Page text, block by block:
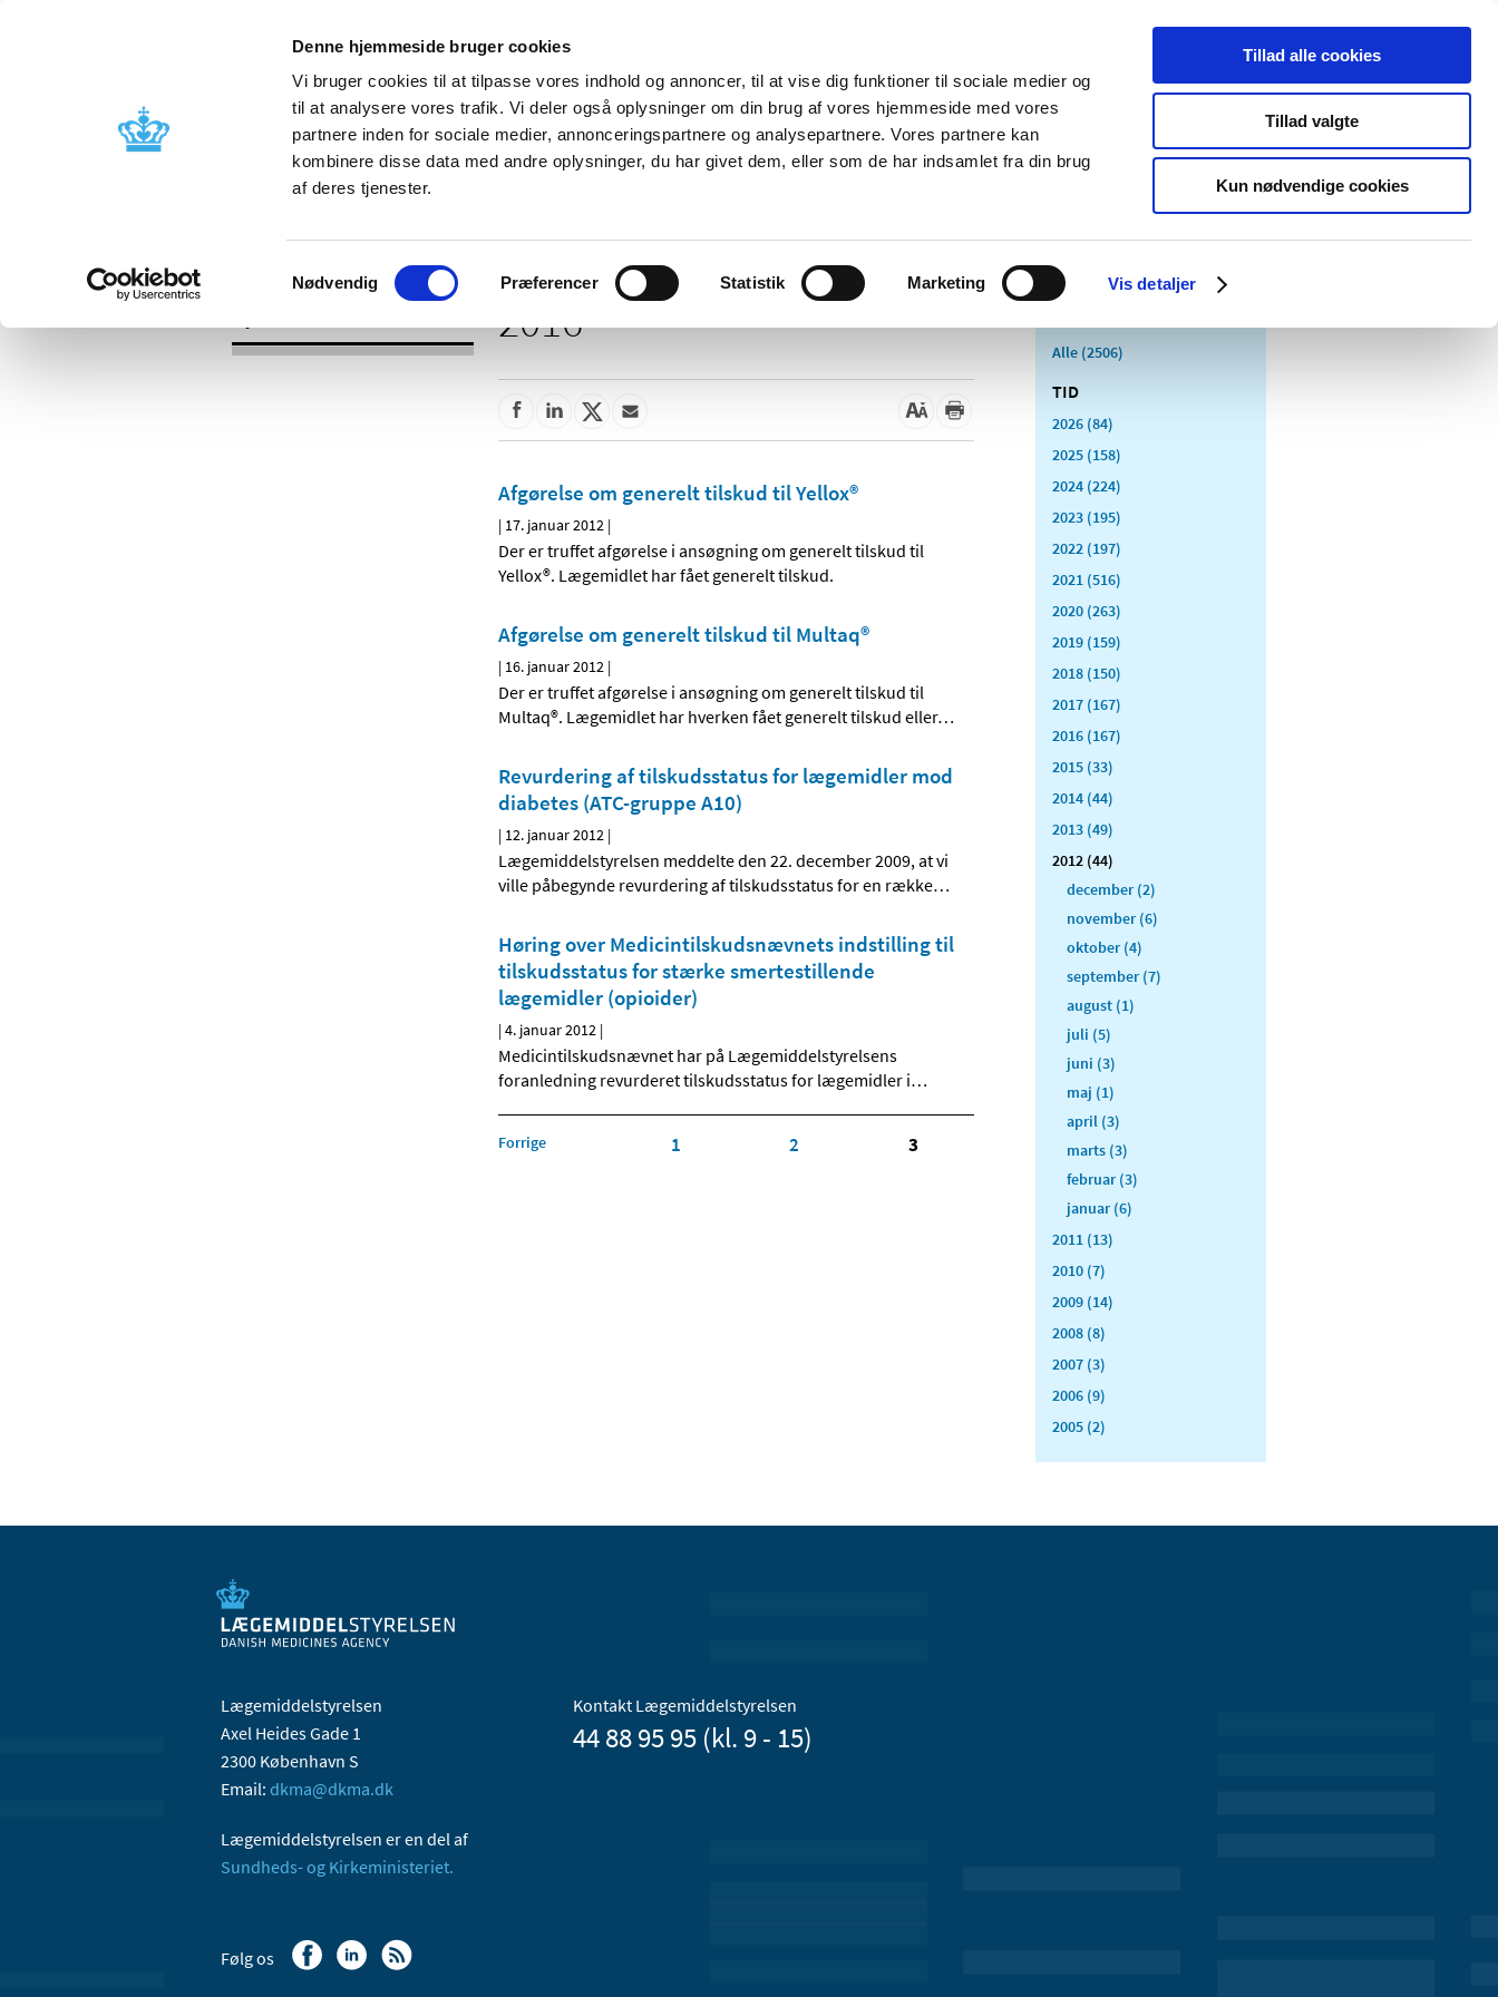
Denne hjemmeside bruger cookies
Vi bruger cookies til at tilpasse vores indhold og annoncer, til at vise dig funktioner til sociale medier og
til at analysere vores trafik. Vi deler også oplysninger om din brug af vores hjemmeside med vores
partnere inden for sociale medier, annonceringspartnere og analysepartnere. Vores partnere kan
kombinere disse data med andre oplysninger, du har givet dem, eller som de har indsamlet fra din brug
af deres tjenester.
Samtykkevalg
Nødvendig Præferencer Statistik Marketing Vis detaljer
Tillad alle cookies
Tillad valgte
Kun nødvendige cookies
Nyheder Om os Kontakt Udgivelser
Godkendelse og
Bivirkninger og
produktinformation
Tilskud og
Apoteker og salg af
Medicinsk
Særlige
produktområder
2016
Afgørelse om generelt tilskud til Yellox®
| 17. januar 2012 |
Der er truffet afgørelse i ansøgning om generelt tilskud til
Yellox®. Lægemidlet har fået generelt tilskud.
Afgørelse om generelt tilskud til Multaq®
| 16. januar 2012 |
Der er truffet afgørelse i ansøgning om generelt tilskud til
Multaq®. Lægemidlet har hverken fået generelt tilskud eller…
Revurdering af tilskudsstatus for lægemidler mod
diabetes (ATC-gruppe A10)
| 12. januar 2012 |
Lægemiddelstyrelsen meddelte den 22. december 2009, at vi
ville påbegynde revurdering af tilskudsstatus for en række…
Høring over Medicintilskudsnævnets indstilling til
tilskudsstatus for stærke smertestillende
lægemidler (opioider)
|4. januar 2012 |
Medicintilskudsnævnet har på Lægemiddelstyrelsens
foranledning revurderet tilskudsstatus for lægemidler i…
Forrige 1 2 3
Alle (2506)
TID
2026 (84)
2025 (158)
2024 (224)
2023 (195)
2022 (197)
2021 (516)
2020 (263)
2019 (159)
2018 (150)
2017 (167)
2016 (167)
2015 (33)
2014 (44)
2013 (49)
2012 (44)
december (2)
november (6)
oktober (4)
september (7)
august (1)
juli (5)
juni (3)
maj (1)
april (3)
marts (3)
februar (3)
januar (6)
2011 (13)
2010 (7)
2009 (14)
2008 (8)
2007 (3)
2006 (9)
2005 (2)
Lægemiddelstyrelsen
Axel Heides Gade 1
2300 København S
Email: dkma@dkma.dk
Lægemiddelstyrelsen er en del af
Sundheds- og Kirkeministeriet.
Kontakt Lægemiddelstyrelsen
44 88 95 95 (kl. 9 - 15)
Følg os